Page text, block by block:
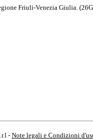
Friuli-Venezia Giulia.
-Note legali e Condizioni